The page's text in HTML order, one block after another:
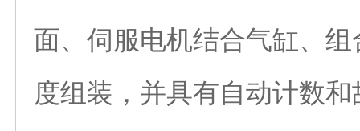
面、伺服电机结合气缸、
度组装，并具有自动计数